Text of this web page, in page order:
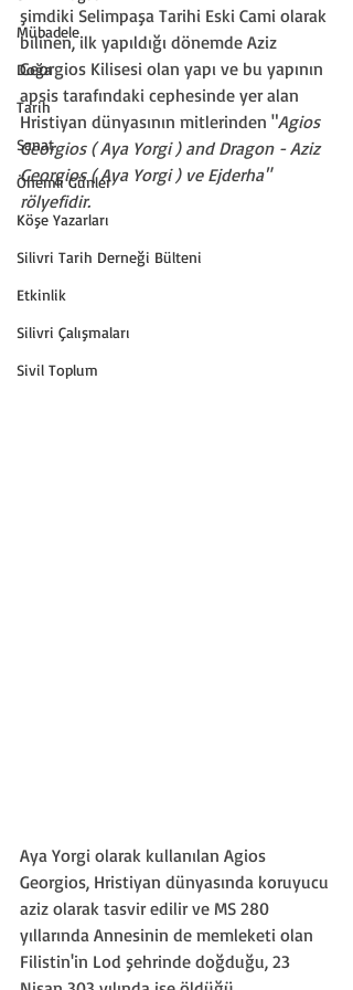
Mübadele
Doğa
Tarih
Sanat
Önemli Günler
Köşe Yazarları
Silivri Tarih Derneği Bülteni
Etkinlik
Silivri Çalışmaları
Sivil Toplum
şimdiki Selimpaşa Tarihi Eski Cami olarak
bilinen, ilk yapıldığı dönemde Aziz
Georgios Kilisesi olan yapı ve bu yapının
apsis tarafındaki cephesinde yer alan
Hristiyan dünyasının mitlerinden "Agios
Georgios ( Aya Yorgi ) and Dragon - Aziz
Georgios ( Aya Yorgi ) ve Ejderha"
rölyefidir.
Aya Yorgi olarak kullanılan Agios
Georgios, Hristiyan dünyasında koruyucu
aziz olarak tasvir edilir ve MS 280
yıllarında Annesinin de memleketi olan
Filistin'in Lod şehrinde doğduğu, 23